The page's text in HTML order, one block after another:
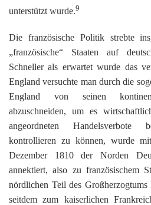
unterstützt wurde.9
Die französische Politik strebte
„französische“ Staaten auf
Schneller als erwartet wurde das
England versuchte man durch die
England von seinen
abzuschneiden, um es
angeordneten Handelsverbote
kontrollieren zu können, wurde
Dezember 1810 der Norden
annektiert, also zu französischem
nördlichen Teil des Großherzogtums
seitdem zum kaiserlichen